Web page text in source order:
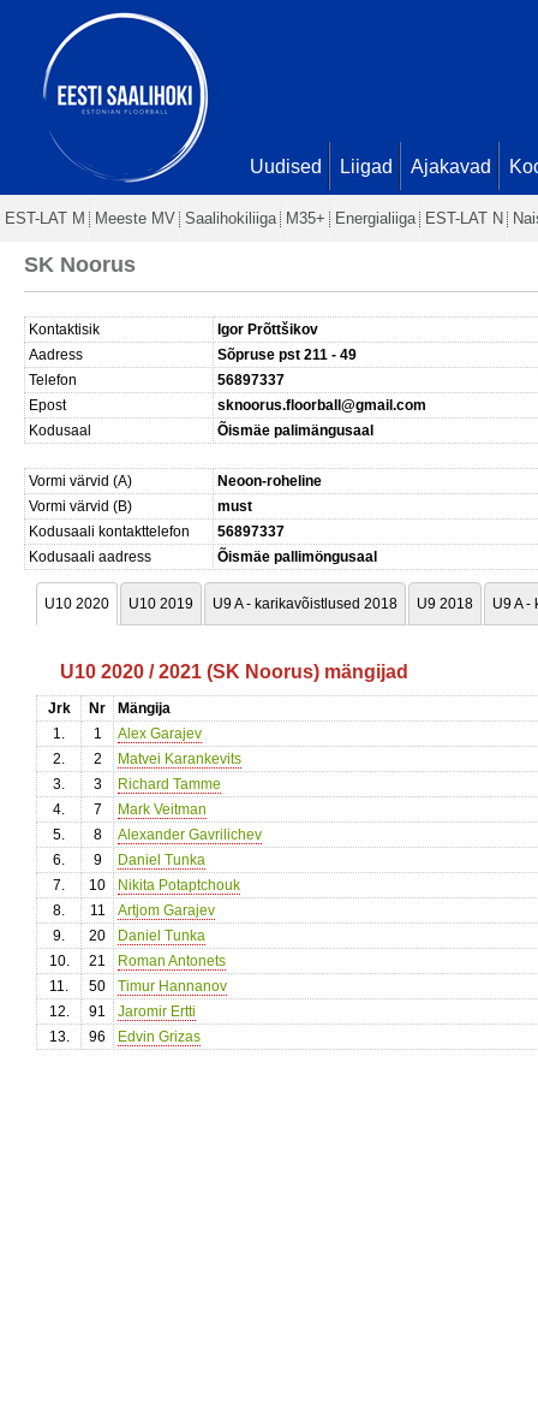
Uudised Liigad Ajakavad
EST-LAT M Meeste MV Saalihokiliiga M35+ Energialiiga EST-LAT N
SK Noorus
Kontaktisik
Igor Prõttšikov
Aadress
Sõpruse pst 211 - 49
Telefon
56897337
Epost
sknoorus.floorball@gmail.com
Kodusaal
Õismäe palimängusaal
Vormi värvid (A)
Neoon-roheline
Vormi värvid (B)
must
Kodusaali kontakttelefon
56897337
Kodusaali aadress
Õismäe pallimöngusaal
U10 2020 U10 2019 U9 A - karikavõistlused 2018 U9 2018 U9 A -
U10 2020 / 2021 (SK Noorus) mängijad
Jrk Nr
Mängija
1.
1
Alex Garajev
2.
2
Matvei Karankevits
3.
3
Richard Tamme
4.
7
Mark Veitman
5.
8
Alexander Gavrilichev
6.
9
Daniel Tunka
7.
10
Nikita Potaptchouk
8.
11
Artjom Garajev
9.
20
Daniel Tunka
10.
21
Roman Antonets
11.
50
Timur Hannanov
12.
91
Jaromir Ertti
13.
96 Edvin Grizas